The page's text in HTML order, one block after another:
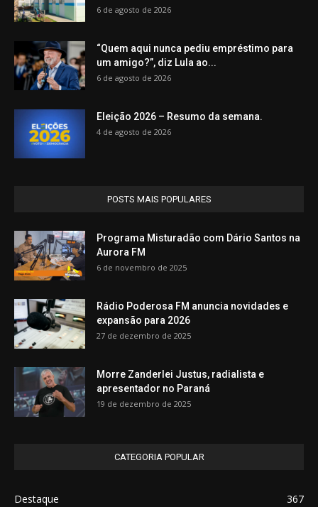
6 de agosto de 2026
“Quem aqui nunca pediu empréstimo para
um amigo?”, diz Lula ao...
6 de agosto de 2026
Eleição 2026 – Resumo da semana.
4 de agosto de 2026
POSTS MAIS POPULARES
Programa Misturadão com Dário Santos na
Aurora FM
6 de novembro de 2025
Rádio Poderosa FM anuncia novidades e
expansão para 2026
27 de dezembro de 2025
Morre Zanderlei Justus, radialista e
apresentador no Paraná
19 de dezembro de 2025
CATEGORIA POPULAR
Destaque
367